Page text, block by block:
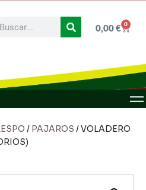
0,00€ 0
/ PAJAROS / VOLADERO